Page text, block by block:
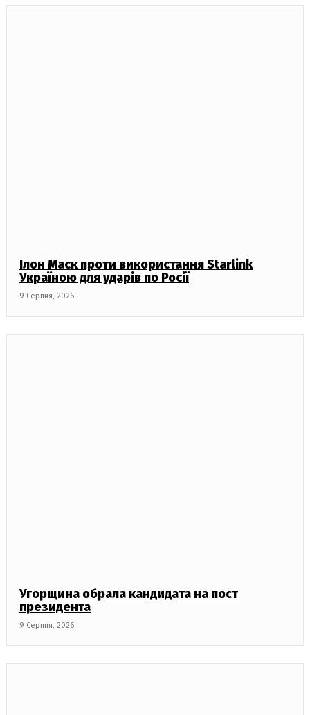
Ілон Маск проти використання Starlink
Україною для ударів по Росії
9 Серпня, 2026
Угорщина обрала кандидата на пост
президента
9 Серпня, 2026